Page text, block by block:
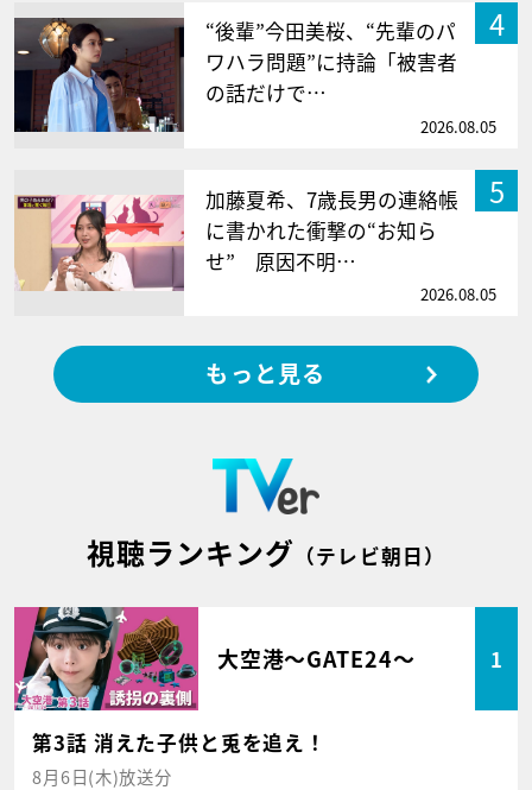
4
“後輩”今田美桜、“先輩のパ
ワハラ問題”に持論「被害者
の話だけで…
2026.08.05
5
加藤夏希、7歳長男の連絡帳
に書かれた衝撃の“お知ら
せ” 原因不明…
2026.08.05
もっと見る
視聴ランキング （テレビ朝日）
大空港～GATE24～ 1
第3話 消えた子供と兎を追え！
8月6日(木)放送分